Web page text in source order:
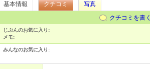
基本情報 クチコミ
写真
クチコミを書く
じぶんのお気に入り:
メモ:
みんなのお気に入り: